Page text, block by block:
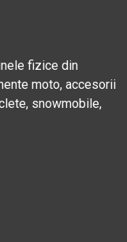
fizice din
moto, accesorii
snowmobile,